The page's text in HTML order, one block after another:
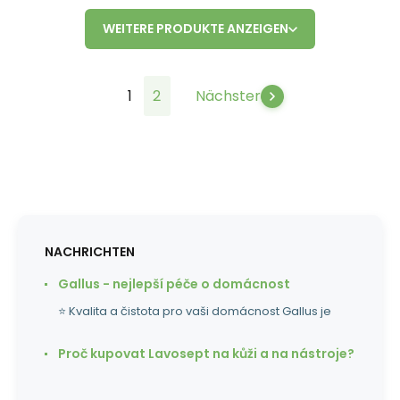
WEITERE PRODUKTE ANZEIGEN
1 2 Nächster
NACHRICHTEN
Gallus - nejlepší péče o domácnost
⭐ Kvalita a čistota pro vaši domácnost Gallus je
Proč kupovat Lavosept na kůži a na nástroje?